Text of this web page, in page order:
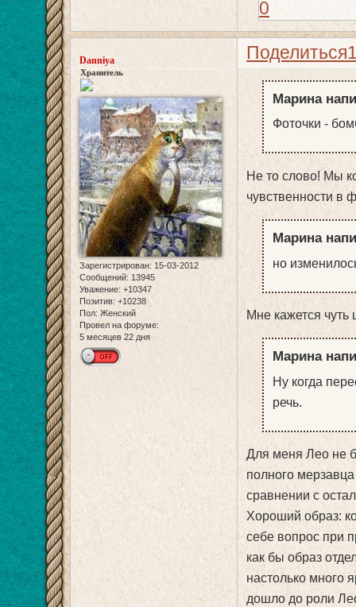
0
Поделиться
Danniya
Хранитель
Зарегистрирован: 15-03-2012
Сообщений: 13945
Уважение: +10347
Позитив: +10238
Пол: Женский
Провел на форуме:
5 месяцев 22 дня
Марина
Фоточки -
Не то слово! Мы
чувственности в
Марина
но
Мне кажется чуть
Марина
Ну когда
речь.
Для меня Лео не
полного
сравнении с
Хороший образ:
себе вопрос при
как бы образ
настолько много
дошло до роли